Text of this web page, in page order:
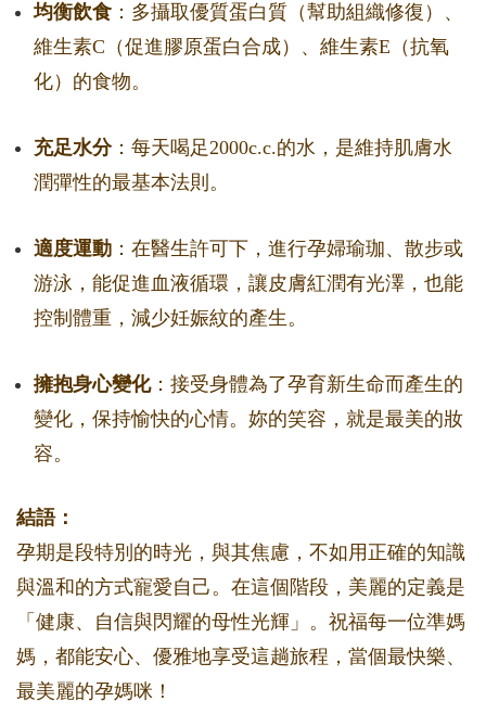
均衡飲食 ：多攝取優質蛋白質（幫助組織修復）、
維生素C（促進膠原蛋白合成）、維生素E（抗氧
化）的食物。
充足水分：每天喝足2000c.c.的水，是維持肌膚水
潤彈性的最基本法則。
適度運動 ：在醫生許可下，進行孕婦瑜珈、散步或
游泳，能促進血液循環，讓皮膚紅潤有光澤，也能
控制體重，減少妊娠紋的產生。
擁抱身心變化：接受身體為了孕育新生命而產生的
變化，保持愉快的心情。妳的笑容，就是最美的妝
容。
結語：
孕期是段特別的時光，與其焦慮，不如用正確的知識
與溫和的方式寵愛自己。在這個階段，美麗的定義是
「健康、自信與閃耀的母性光輝」。祝福每一位準媽
媽，都能安心、優雅地享受這趟旅程，當個最快樂、
最美麗的孕媽咪！